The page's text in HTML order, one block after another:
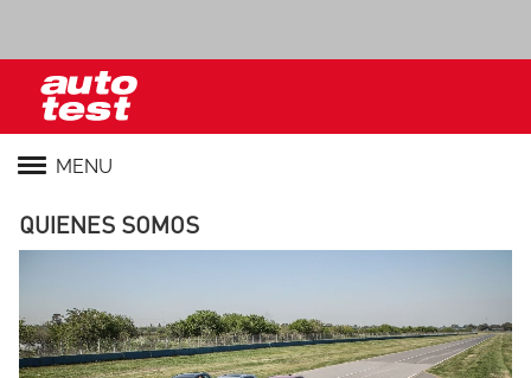
MENU
QUIENES SOMOS